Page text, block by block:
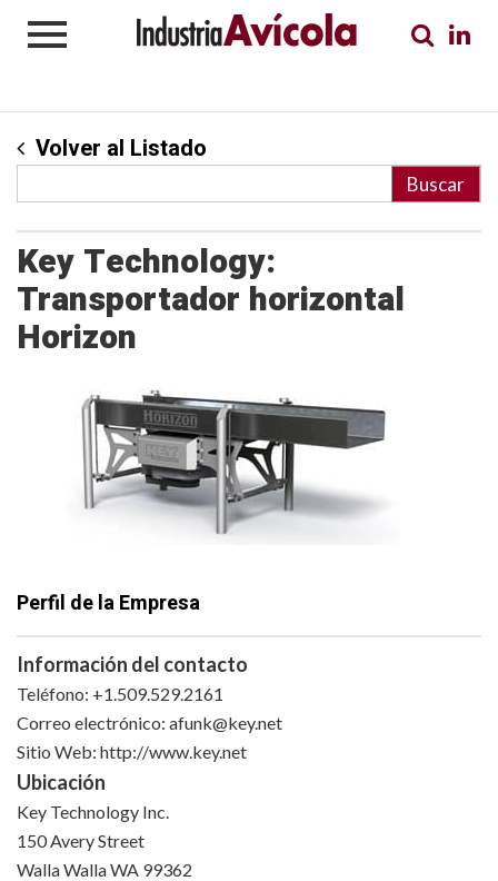
Volver al Listado
Key Technology:
Transportador horizontal
Horizon
Perfil de la Empresa
Información del contacto
Teléfono: +1.509.529.2161
Correo electrónico: afunk@key.net
Sitio Web: http://www.key.net
Ubicación
Key Technology Inc.
150 Avery Street
Walla Walla WA 99362